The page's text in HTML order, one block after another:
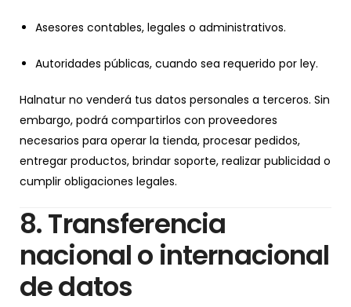
Asesores contables, legales o administrativos.
Autoridades públicas, cuando sea requerido por ley.
Halnatur no venderá tus datos personales a terceros. Sin
embargo, podrá compartirlos con proveedores
necesarios para operar la tienda, procesar pedidos,
entregar productos, brindar soporte, realizar publicidad o
cumplir obligaciones legales.
8. Transferencia
nacional o internacional
de datos